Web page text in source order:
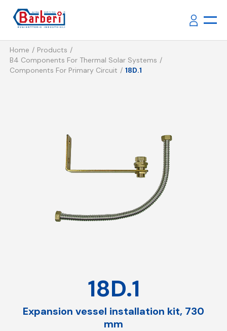
Home
Products
B4 Components For Thermal Solar Systems
Components For Primary Circuit
18D.1
18D.1
Expansion vessel installation kit, 730
mm